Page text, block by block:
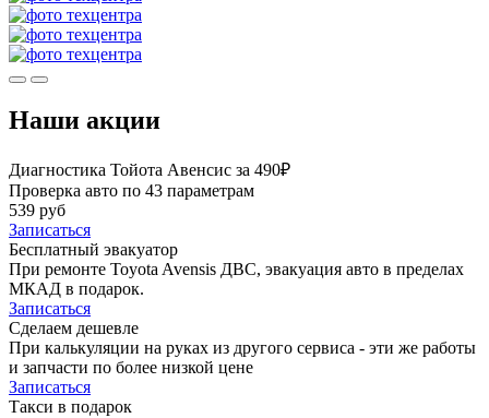
Наши акции
Диагностика Тойота Авенсис за 490₽
Проверка авто по 43 параметрам
539 руб
Записаться
Бесплатный эвакуатор
При ремонте Toyota Avensis ДВС, эвакуация авто в пределах
МКАД в подарок.
Записаться
Сделаем дешевле
При калькуляции на руках из другого сервиса - эти же работы
и запчасти по более низкой цене
Записаться
Такси в подарок